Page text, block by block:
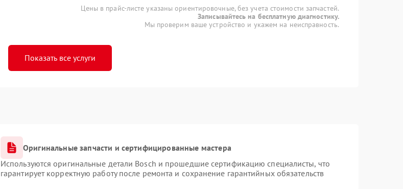
Цены в прайс-листе указаны ориентировочные, без учета стоимости запчастей.
Записывайтесь на бесплатную диагностику.
Мы проверим ваше устройство и укажем на неисправность.
Показать все услуги
Оригинальные запчасти и сертифицированные мастера
Используются оригинальные детали Bosch и прошедшие сертификацию специалисты, что
гарантирует корректную работу после ремонта и сохранение гарантийных обязательств